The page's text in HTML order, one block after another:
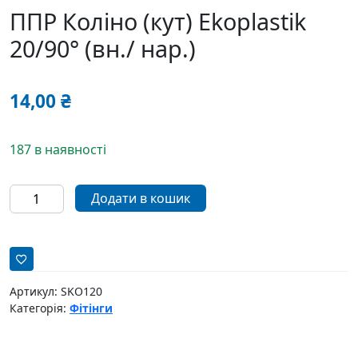
ППР Коліно (кут) Ekoplastik
20/90° (вн./ нар.)
14,00₴
187 в наявності
ППР
Коліно
Ekoplastik
20/90°
(вн./
нар.)
Додати в кошик
Артикул: SKO120
Категорія: Фітінги